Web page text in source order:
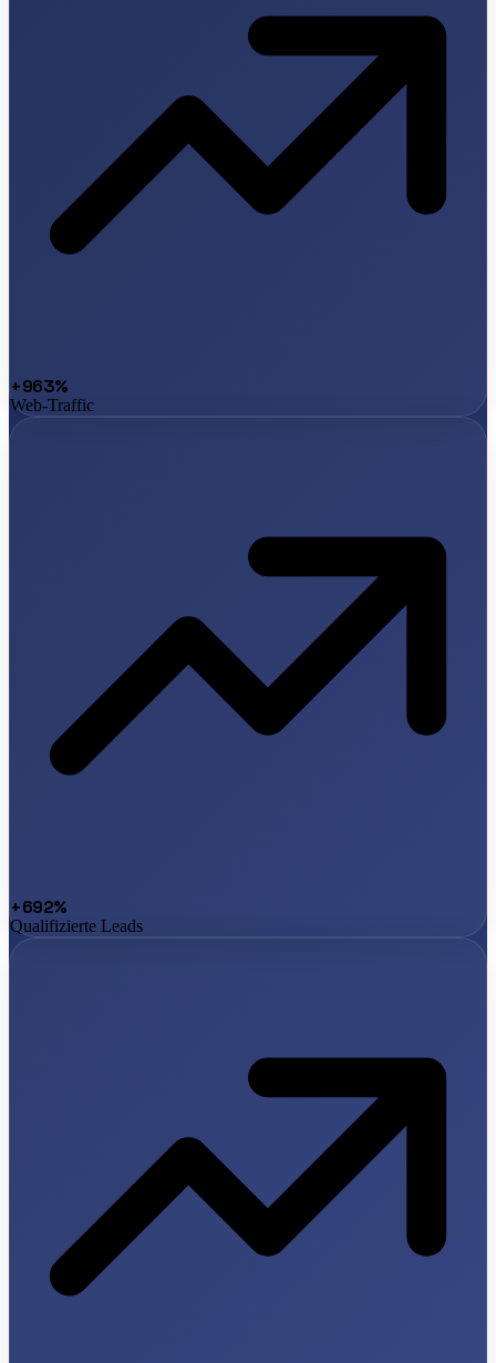
+963%
Web-Traffic
+692%
Qualifizierte Leads